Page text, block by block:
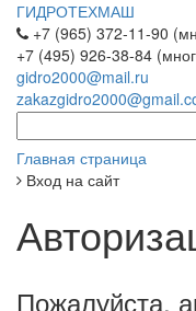
ГИДРОТЕХМАШ
+7 (965) 372-11-90
+7 (495) 926-38-84
gidro2000@mail.ru
Главная страница
Вход на сайт
Пожалуйста,